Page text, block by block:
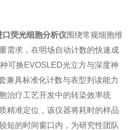
荧光细胞分析仪围绕常规细胞维
需求，在明场自动计数的快速成
可换EVOSLED光立方与深度神
兼具标准化计数与表型判读能力
治疗工艺开发中的转染效率统
精准定位，该仪器将耗时的样品
短的时间窗口内，为研究性团队